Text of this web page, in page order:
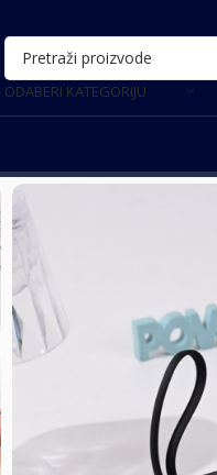
ODABERI KATEGORIJU
za telefone/Power bank